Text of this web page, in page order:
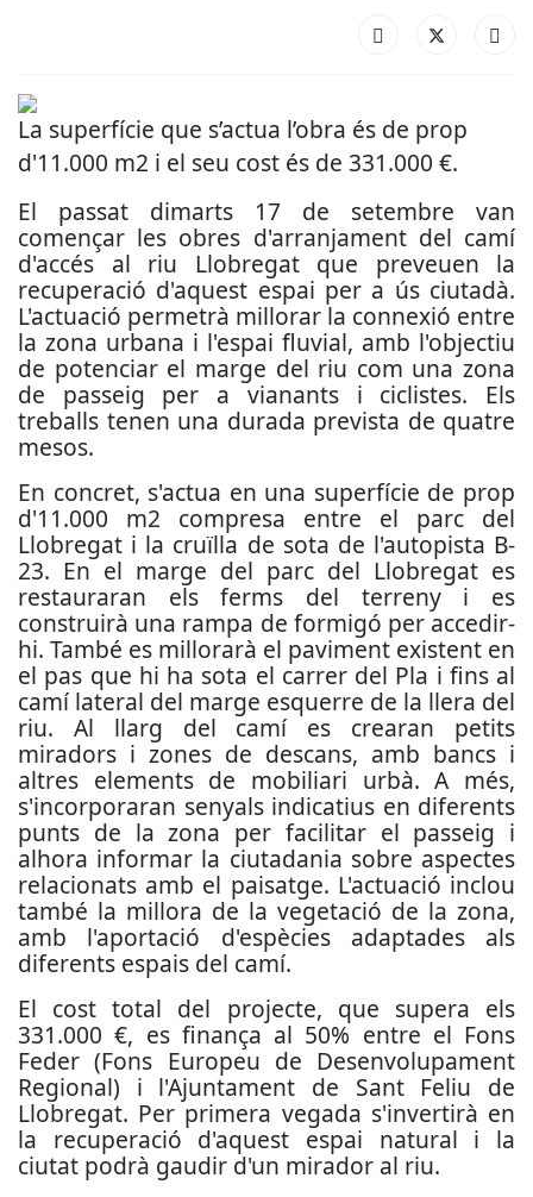
La superfície que s’actua l’obra és de prop
d'11.000 m2 i el seu cost és de 331.000 €.
El passat dimarts 17 de setembre van
començar les obres d'arranjament del camí
d'accés al riu Llobregat que preveuen la
recuperació d'aquest espai per a ús ciutadà.
L'actuació permetrà millorar la connexió entre
la zona urbana i l'espai fluvial, amb l'objectiu
de potenciar el marge del riu com una zona
de passeig per a vianants i ciclistes. Els
treballs tenen una durada prevista de quatre
mesos.
En concret, s'actua en una superfície de prop
d'11.000 m2 compresa entre el parc del
Llobregat i la cruïlla de sota de l'autopista B-
23. En el marge del parc del Llobregat es
restauraran els ferms del terreny i es
construirà una rampa de formigó per accedir-
hi. També es millorarà el paviment existent en
el pas que hi ha sota el carrer del Pla i fins al
camí lateral del marge esquerre de la llera del
riu. Al llarg del camí es crearan petits
miradors i zones de descans, amb bancs i
altres elements de mobiliari urbà. A més,
s'incorporaran senyals indicatius en diferents
punts de la zona per facilitar el passeig i
alhora informar la ciutadania sobre aspectes
relacionats amb el paisatge. L'actuació inclou
també la millora de la vegetació de la zona,
amb l'aportació d'espècies adaptades als
diferents espais del camí.
El cost total del projecte, que supera els
331.000 €, es finança al 50% entre el Fons
Feder (Fons Europeu de Desenvolupament
Regional) i l'Ajuntament de Sant Feliu de
Llobregat. Per primera vegada s'invertirà en
la recuperació d'aquest espai natural i la
ciutat podrà gaudir d'un mirador al riu.